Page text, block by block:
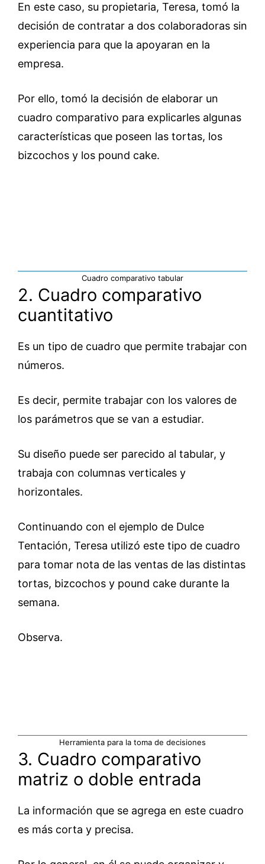
En este caso, su propietaria, Teresa, tomó la
decisión de contratar a dos colaboradoras sin
experiencia para que la apoyaran en la
empresa.
Por ello, tomó la decisión de elaborar un
cuadro comparativo para explicarles algunas
características que poseen las tortas, los
bizcochos y los pound cake.
Cuadro comparativo tabular
2. Cuadro comparativo
cuantitativo
Es un tipo de cuadro que permite trabajar con
números.
Es decir, permite trabajar con los valores de
los parámetros que se van a estudiar.
Su diseño puede ser parecido al tabular, y
trabaja con columnas verticales y
horizontales.
Continuando con el ejemplo de Dulce
Tentación, Teresa utilizó este tipo de cuadro
para tomar nota de las ventas de las distintas
tortas, bizcochos y pound cake durante la
semana.
Observa.
Herramienta para la toma de decisiones
3. Cuadro comparativo
matriz o doble entrada
La información que se agrega en este cuadro
es más corta y precisa.